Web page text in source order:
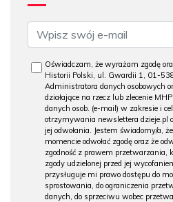
Oświadczam, że wyrażam zgodę
Historii Polski, ul. Gwardii 1, 01-
Administratora danych osobowych
działające na rzecz lub zlecenie
danych osob. (e-mail) w zakresie i
otrzymywania newslettera dzieje.pl
jej odwołania. Jestem świadomy/a,
momencie odwołać zgodę oraz że
zgodność z prawem przetwarzania,
zgody udzielonej przed jej
przysługuje mi prawo dostępu do
sprostowania, do ograniczenia
danych, do sprzeciwu wobec